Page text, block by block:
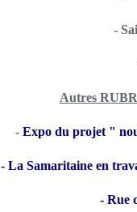
-
Autres
- Expo du projet "
- La Samaritaine en
-Rue